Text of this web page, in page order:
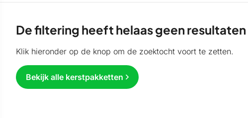
De filtering heeft helaas geen
Klik hieronder op de knop om de zoektocht voort te zetten.
Bekijk alle kerstpakketten